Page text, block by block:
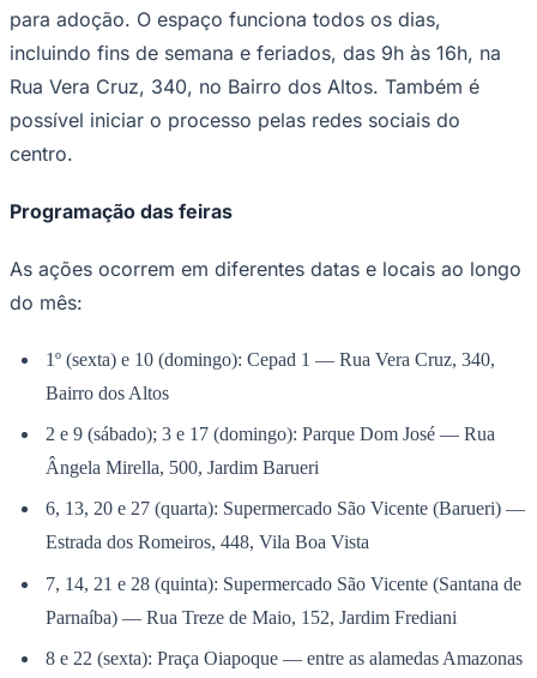
Corinthians
para adoção. O espaço funciona todos os dias,
incluindo fins de semana e feriados, das 9h às 16h, na
Rua Vera Cruz, 340, no Bairro dos Altos. Também é
possível iniciar o processo pelas redes sociais do
centro.
Programação das feiras
As ações ocorrem em diferentes datas e locais ao longo
do mês:
1º (sexta) e 10 (domingo): Cepad 1 — Rua Vera Cruz, 340,
Bairro dos Altos
2 e 9 (sábado); 3 e 17 (domingo): Parque Dom José — Rua
Ângela Mirella, 500, Jardim Barueri
6, 13, 20 e 27 (quarta): Supermercado São Vicente (Barueri) —
Estrada dos Romeiros, 448, Vila Boa Vista
7, 14, 21 e 28 (quinta): Supermercado São Vicente (Santana de
Parnaíba) — Rua Treze de Maio, 152, Jardim Frediani
8 e 22 (sexta): Praça Oiapoque — entre as alamedas Amazonas